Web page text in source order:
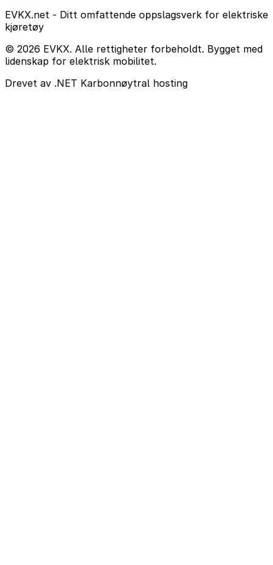
EVKX.net - Ditt omfattende oppslagsverk for elektriske
kjøretøy
© 2026 EVKX. Alle rettigheter forbeholdt. Bygget med
lidenskap for elektrisk mobilitet.
Drevet av .NET Karbonnøytral hosting